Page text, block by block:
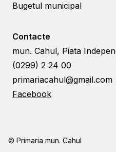
Bugetul municipal
Contacte
mun. Cahul, Piata
(0299) 2 24 00
primariacahul@gmail.com
Facebook
© Primaria mun. Cahul